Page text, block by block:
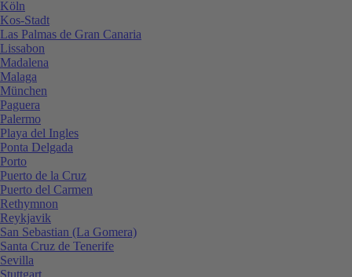
Köln
Kos-Stadt
Las Palmas de Gran Canaria
Lissabon
Madalena
Malaga
München
Paguera
Palermo
Playa del Ingles
Ponta Delgada
Porto
Puerto de la Cruz
Puerto del Carmen
Rethymnon
Reykjavik
San Sebastian (La Gomera)
Santa Cruz de Tenerife
Sevilla
Stuttgart